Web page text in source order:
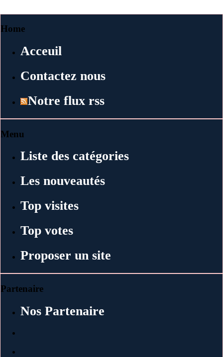
Home
Acceuil
Contactez nous
Notre flux rss
Menu
Liste des catégories
Les nouveautés
Top visites
Top votes
Proposer un site
Partenaire
Nos Partenaire